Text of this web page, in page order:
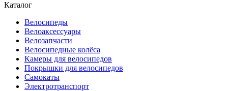
Каталог
Велосипеды
Велоаксессуары
Велозапчасти
Велосипедные колёса
Камеры для велосипедов
Покрышки для велосипедов
Самокаты
Электротранспорт